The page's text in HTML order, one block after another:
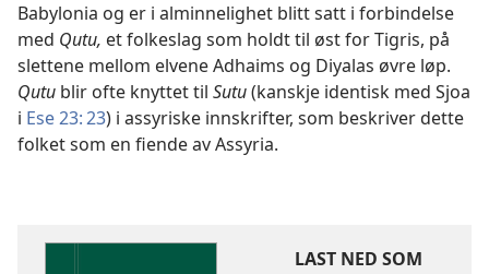
Babylonia og er i alminnelighet blitt satt i forbindelse
med Qutu, et folkeslag som holdt til øst for Tigris, på
slettene mellom elvene Adhaims og Diyalas øvre løp.
Qutu blir ofte knyttet til Sutu(kanskje identisk med Sjoa
i Ese 23: 23) i assyriske innskrifter, som beskriver dette
folket som en fiende av Assyria.
LAST NED SOM